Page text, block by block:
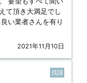
て頂き大満足でし
い業者さんを有り
2021年11月10日
伐採